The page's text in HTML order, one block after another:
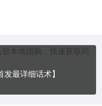
最详细话术】